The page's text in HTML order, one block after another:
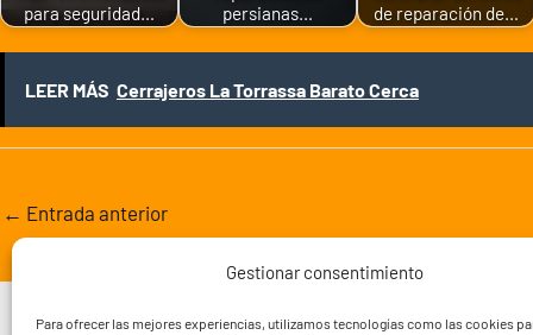
Gestionar consentimiento
Para ofrecer las mejores experiencias, utilizamos tecnologías como las cookies
para seguridad…
persianas…
de reparación de…
LEER MÁS Cerrajeros La Torrassa Barato Cerca
← Entrada anterior
Nuestros trabajos FAQ’s Blog Zonas de